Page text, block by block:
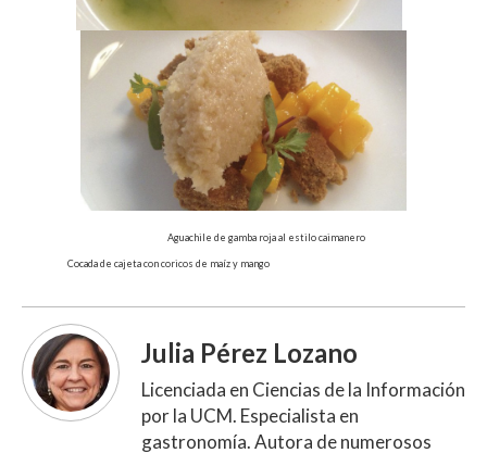
Aguachile de gamba roja al estilo caimanero
Cocada de cajeta con coricos de maíz y mango
Julia Pérez Lozano
Licenciada en Ciencias de la Información
por la UCM. Especialista en
gastronomía. Autora de numerosos